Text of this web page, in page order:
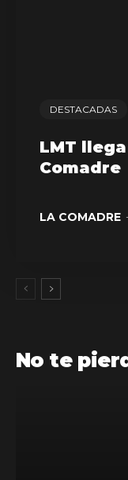
DESTACADAS
LMT
Comadre
LA COMADRE
No te